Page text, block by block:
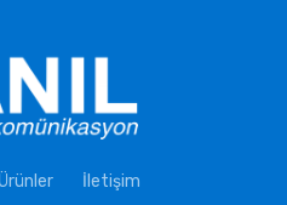
İletişim